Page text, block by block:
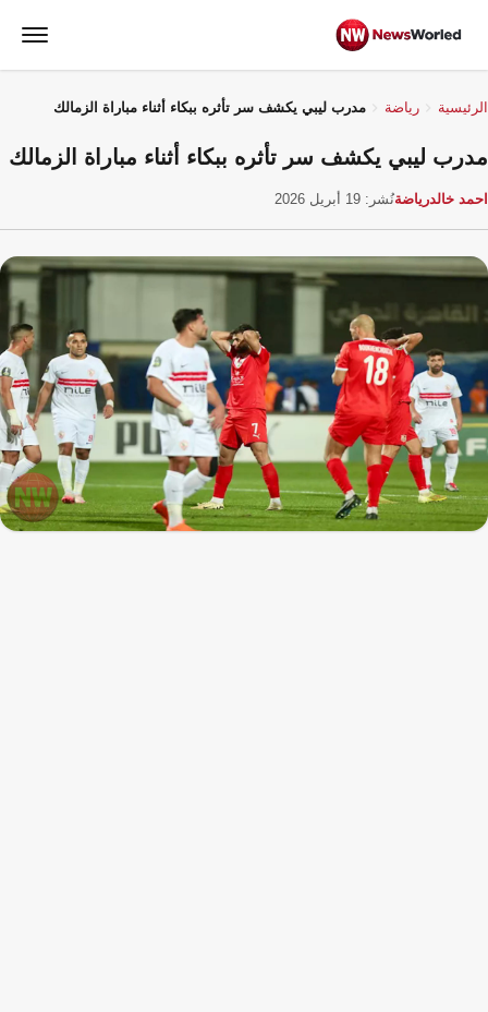
الرئيسية رياضة مدرب ليبي يكشف سر تأثره ببكاء أثناء مباراة الزمالك
مدرب ليبي يكشف سر تأثره ببكاء أثناء مباراة الزمالك
احمد خالدرياضةنُشر: 19 أبريل 2026